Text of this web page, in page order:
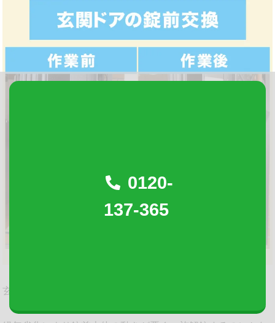
玄関の鍵の調子が悪いとのご相談をいただきました。
0120-
137-365